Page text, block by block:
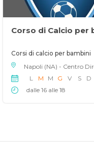
Corso di Calcio per
Corsi di calcio per bambini
L
M M G V S
D
dalle 16 alle 18